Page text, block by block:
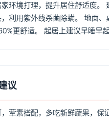
环境打理，提升居住舒适度
利用紫外线杀菌除螨。 地面
更舒适。 起居上建议早睡早
议
荤素搭配，多吃新鲜蔬果，